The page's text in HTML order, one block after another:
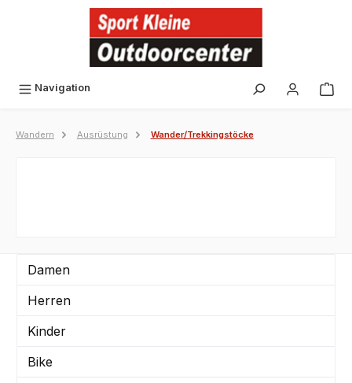
Navigation
Wandern Ausrüstung Wander/Trekkingstöcke
Damen
Herren
Kinder
Bike